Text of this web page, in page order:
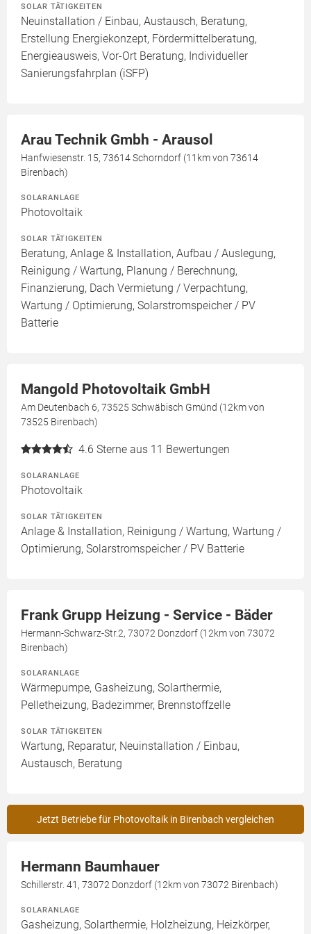
SOLAR TÄTIGKEITEN
Neuinstallation / Einbau, Austausch, Beratung,
Erstellung Energiekonzept, Fördermittelberatung,
Energieausweis, Vor-Ort Beratung, Individueller
Sanierungsfahrplan (iSFP)
Arau Technik Gmbh - Arausol
Hanfwiesenstr. 15, 73614 Schorndorf (11km von 73614
Birenbach)
SOLARANLAGE
Photovoltaik
SOLAR TÄTIGKEITEN
Beratung, Anlage & Installation, Aufbau / Auslegung,
Reinigung / Wartung, Planung / Berechnung,
Finanzierung, Dach Vermietung / Verpachtung,
Wartung / Optimierung, Solarstromspeicher / PV
Batterie
Mangold Photovoltaik GmbH
Am Deutenbach 6, 73525 Schwäbisch Gmünd (12km von
73525 Birenbach)
4.6 Sterne aus 11 Bewertungen
SOLARANLAGE
Photovoltaik
SOLAR TÄTIGKEITEN
Anlage & Installation, Reinigung / Wartung, Wartung /
Optimierung, Solarstromspeicher / PV Batterie
Frank Grupp Heizung - Service - Bäder
Hermann-Schwarz-Str.2, 73072 Donzdorf (12km von 73072
Birenbach)
SOLARANLAGE
Wärmepumpe, Gasheizung, Solarthermie,
Pelletheizung, Badezimmer, Brennstoffzelle
SOLAR TÄTIGKEITEN
Wartung, Reparatur, Neuinstallation / Einbau,
Austausch, Beratung
Jetzt Betriebe für Photovoltaik in Birenbach vergleichen
Hermann Baumhauer
Schillerstr. 41, 73072 Donzdorf (12km von 73072 Birenbach)
SOLARANLAGE
Gasheizung, Solarthermie, Holzheizung, Heizkörper,